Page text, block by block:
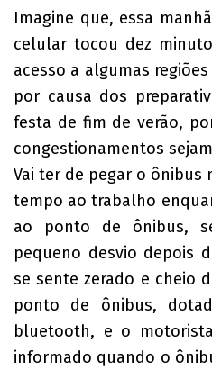
Imagine que, essa
celular tocou dez
acesso a algumas
por causa dos
festa de fim de verão,
congestionamentos
Vai ter de pegar o ônibus
tempo ao trabalho
ao ponto de ônibus,
pequeno desvio depois
se sente zerado e cheio
ponto de ônibus,
bluetooth, e o
informado quando o